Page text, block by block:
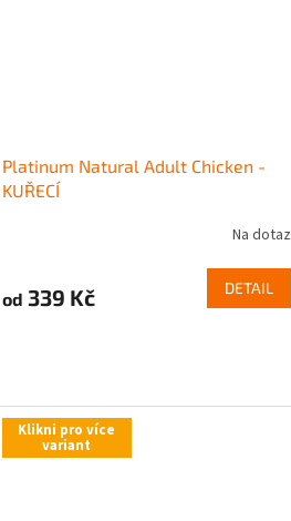
Platinum Natural Adult Chicken -
KUŘECÍ
Na dotaz
od 339 Kč DETAIL
Klikni pro více
variant